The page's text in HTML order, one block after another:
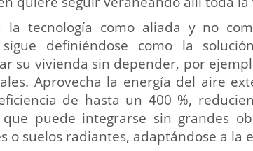
la tecnología como aliada y no
definiéndose como la
su vivienda sin depender, por
Aprovecha la energía del aire
de hasta un 400 %,
puede integrarse sin grandes
o suelos radiantes, adaptándose a la